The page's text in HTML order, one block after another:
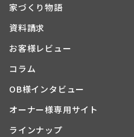
家づくり物語
資料請求
お客様レビュー
コラム
OB様インタビュー
オーナー様専用サイト
ラインナップ